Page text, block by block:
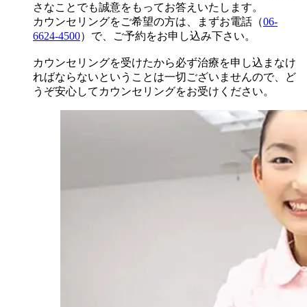
さなことでも誠意をもってお答えいたします。
カウンセリングをご希望の方は、まずお電話（06-
6624-4500）で、ご予約をお申し込み下さい。
カウンセリングを受けたから必ず治療を申し込まなけ
ればならないということは一切ございませんので、ど
うぞ安心してカウンセリングをお受けください。